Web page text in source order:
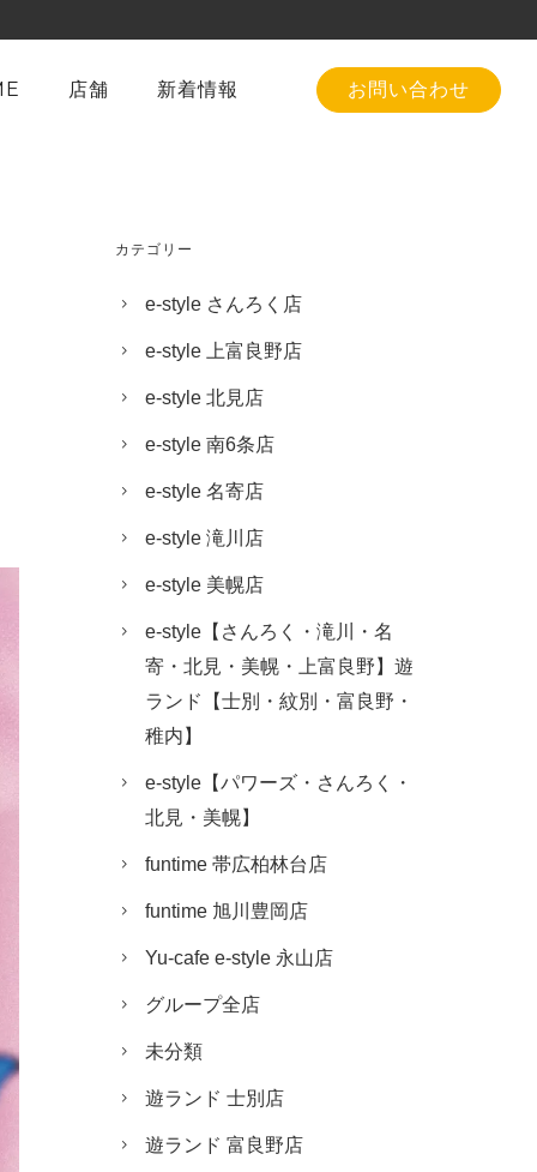
お問い合わせ
店舗 新着情報
カテゴリー
e-style さんろく店
e-style 上富良野店
e-style 北見店
e-style 南6条店
e-style 名寄店
e-style 滝川店
e-style 美幌店
e-style【さんろく・滝川・名
寄・北見・美幌・上富良野】遊
ランド【士別・紋別・富良野・
稚内】
e-style【パワーズ・さんろく・
北見・美幌】
funtime 帯広柏林台店
funtime 旭川豊岡店
Yu-cafe e-style 永山店
グループ全店
未分類
遊ランド 士別店
遊ランド 富良野店